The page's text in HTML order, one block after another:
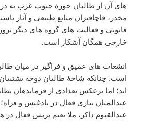
های آن از طالبان حوزۀ جنوب غرب به در
مخدر، قاچاقبران منابع طبیعی و آثار
قانونی و فعالیت های گروه های دیگر
خارجی همگان آشکار است.
انشعاب های عمیق و فراگیر در میان
است. چنانکه شاخۀ طالبان دوحه پشتیبان
اند؛ اما برعکس تعدادی از فرماندهان
عبدالمنان نیازی فعال در بادغیس و
عبدالقیوم ذاکر، ملا نعیم بریس فعال در